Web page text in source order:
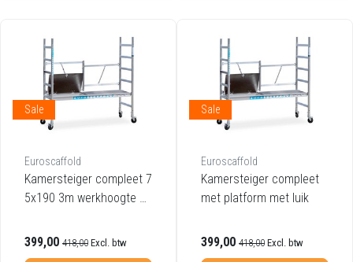
Sale
Euroscaffold
Kamersteiger compleet 7
5x190 3m werkhoogte pl
399,00 418,00 Excl. btw
Sale
Euroscaffold
Kamersteiger compleet
met platform met luik
399,00 418,00 Excl. btw